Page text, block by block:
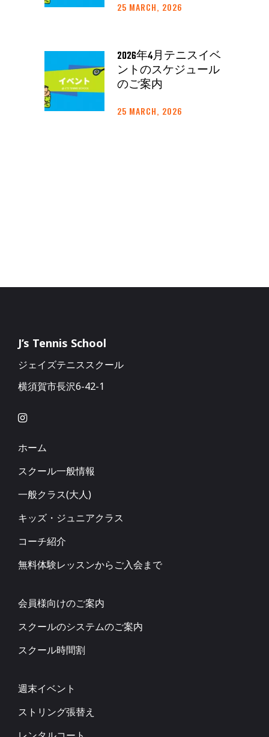
25 MARCH, 2026
2026年4月テニスイベ
ントのスケジュール
のご案内
25 MARCH, 2026
J’s Tennis School
ジェイズテニススクール
横須賀市長沢6-42-1
ホーム
スクール一般情報
一般クラス(大人)
キッズ・ジュニアクラス
コーチ紹介
無料体験レッスンからご入会まで
会員様向けのご案内
スクールのシステムのご案内
スクール時間割
週末イベント
ストリング張替え